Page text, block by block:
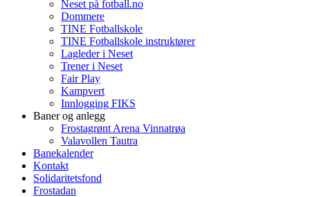
Neset på fotball.no
Dommere
TINE Fotballskole
TINE Fotballskole instruktører
Lagleder i Neset
Trener i Neset
Fair Play
Kampvert
Innlogging FIKS
Baner og anlegg
Frostagrønt Arena Vinnatrøa
Valavollen Tautra
Banekalender
Kontakt
Solidaritetsfond
Frostadan